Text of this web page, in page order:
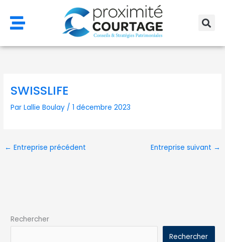
contenu
SWISSLIFE
ParLallie Boulay /1 décembre 2023
← Entreprise précédent Entreprise suivant →
Rechercher
Rechercher